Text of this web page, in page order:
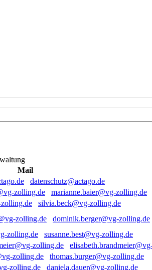
Mail
datenschutz@actago.de
marianne.baier@vg-zolling.de
silvia.beck@vg-zolling.de
dominik.berger@vg-zolling.de
susanne.best@vg-zolling.de
thomas.burger@vg-zolling.de
daniela.dauer@vg-zolling.de